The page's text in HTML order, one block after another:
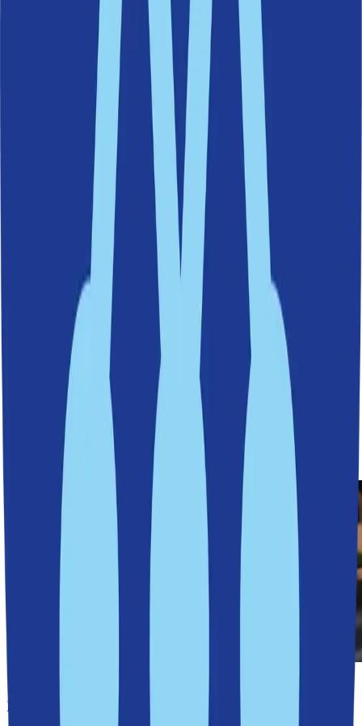
Nacka delar med sig till andra
kommuner
Nacka är först i Sverige med initiativet, men skriver på hemsidan att
de som arbetar med krisberedskap i andra kommuner kan höra av
sig och få ta del av delar av utbildningen Medveten, redo och trygg
för att kunna göra liknande satsningar.
26 maj 2026
Flera steg närmare hiss i Finnboda
Historiskt steg för Östlig förbindelse –
planeringen kan nu starta
13 april 2026
Ordning och reda när Nacka kommuns
årsbokslut summeras
9 april 2026
Ny undersökning: Kraftigt missnöje med Slussens
bussterminal
26 mars 2026
Allt färre söker ekonomiskt bistånd i Nacka
20 mars 2026
Klotterspanare: så ska klottret minska i Nacka
19 mars 2026 Kyrkviksparken får ny strandpromenad och fler
mötesplatser
19 mars 2026
Höga löner och goda resultat i Nackas skolor.
17 mars 2026
Nacka går mot strömmen och toppar flertalet
12 mars 2026
Nya parker och badplats planeras vid
Svindersviken
Redaktionens val